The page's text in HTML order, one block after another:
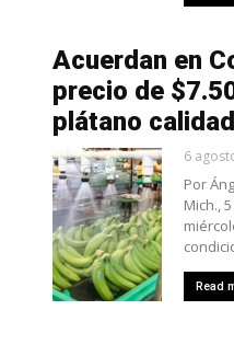
Acuerdan en
precio de
plátano
6
Por
Mich.,
Read